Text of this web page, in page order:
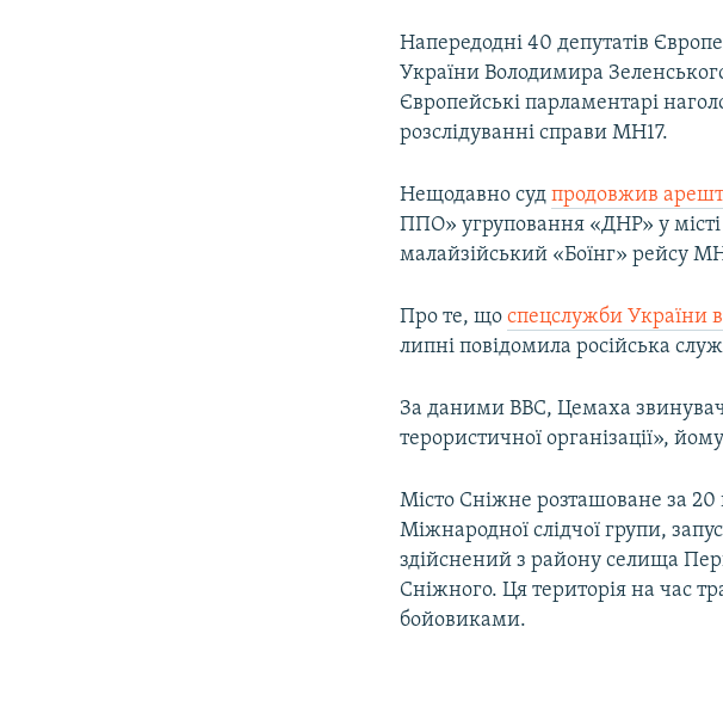
Напередодні 40 депутатів
України Володимира
Європейські парламентарі
розслідуванні справи MH17.
Нещодавно судпродовжив
ППО» угруповання «ДНР» у
малайзійський «Боїнг» рейсу
Про те, щоспецслужби України
липні повідомила російська
За даними BBC, Цемаха
терористичної організації»,
Місто Сніжне розташоване за 20
Міжнародної слідчої групи,
здійснений з району селища
Сніжного. Ця територія на час
бойовиками.